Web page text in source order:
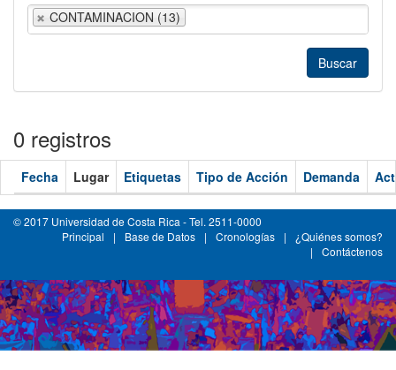
CONTAMINACION (13)
0 registros
Fecha Lugar Etiquetas Tipo de Acción Demanda
© 2017 Universidad de Costa Rica - Tel. 2511-0000
Principal
| Base de Datos | Cronologías |
¿Quiénes somos?
|
Contáctenos